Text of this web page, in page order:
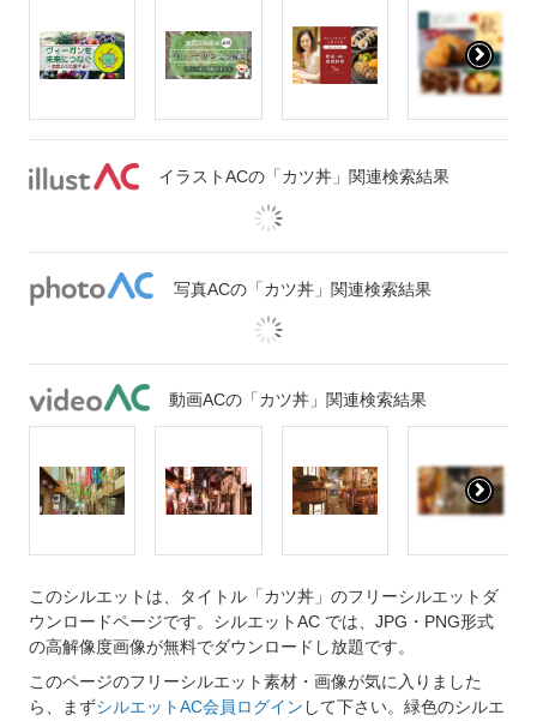
イラストACの「カツ丼」関連検索結果
写真ACの「カツ丼」関連検索結果
動画ACの「カツ丼」関連検索結果
このシルエットは、タイトル「カツ丼」のフリーシルエットダ
ウンロードページです。シルエットAC では、JPG・PNG形式
の高解像度画像が無料でダウンロードし放題です。
このページのフリーシルエット素材・画像が気に入りました
ら、まずシルエットAC会員ログイン して下さい。緑色のシルエ